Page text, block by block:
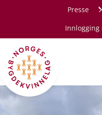
Hopp til hovedinnholdPresse